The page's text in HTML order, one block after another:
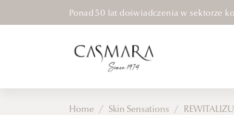
Ponad 50 lat doświadczenia w sektorze
Home / Skin Sensations /